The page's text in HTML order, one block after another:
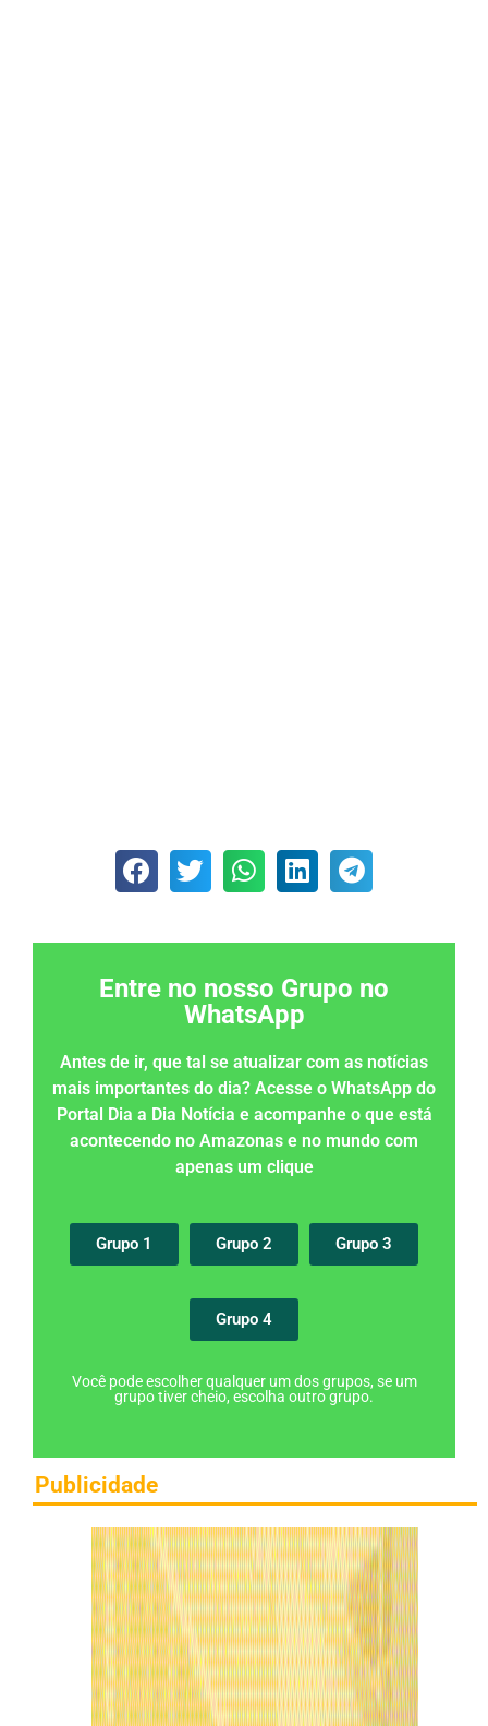
Entre no nosso Grupo no
WhatsApp
Antes de ir, que tal se atualizar com as notícias
mais importantes do dia? Acesse o WhatsApp do
Portal Dia a Dia Notícia e acompanhe o que está
acontecendo no Amazonas e no mundo com
apenas um clique
Grupo 1 Grupo 2 Grupo 3
Grupo 4
Você pode escolher qualquer um dos grupos, se um
grupo tiver cheio, escolha outro grupo.
Publicidade